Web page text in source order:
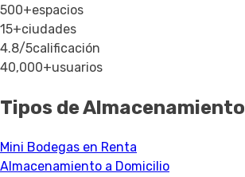
500+espacios
15+ciudades
4.8/5calificación
40,000+usuarios
Tipos de Almacenamiento
Mini Bodegas en Renta
Almacenamiento a Domicilio